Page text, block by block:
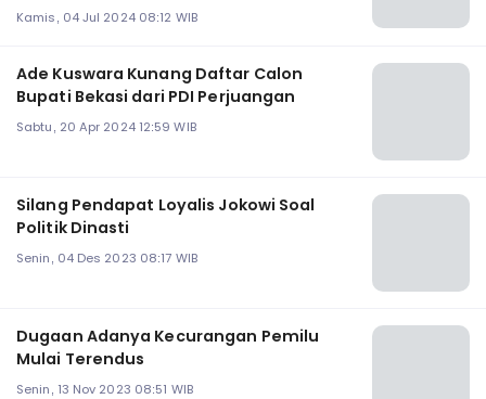
Kamis, 04 Jul 2024 08:12 WIB
Ade Kuswara Kunang Daftar Calon
Bupati Bekasi dari PDI Perjuangan
Sabtu, 20 Apr 2024 12:59 WIB
Silang Pendapat Loyalis Jokowi Soal
Politik Dinasti
Senin, 04 Des 2023 08:17 WIB
Dugaan Adanya Kecurangan Pemilu
Mulai Terendus
Senin, 13 Nov 2023 08:51 WIB